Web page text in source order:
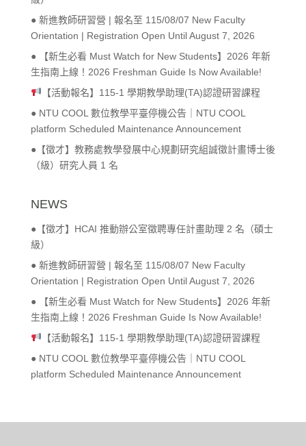
● 新進教師研習營 | 報名至 115/08/07 New Faculty
Orientation | Registration Open Until August 7, 2026
● 【新生必看 Must Watch for New Students】2026 年新
生指南上線！2026 Freshman Guide Is Now Available!
【活動報名】115-1 學期教學助理(TA)認證研習課程
● NTU COOL 數位教學平臺停機公告｜NTU COOL
platform Scheduled Maintenance Announcement
●【徵才】教務處教學發展中心規劃研究組誠徵計畫博士後
（級）研究人員 1 名
NEWS
●【徵才】HCAI 推動辦公室徵聘專任計畫助理 2 名（碩士
級）
● 新進教師研習營 | 報名至 115/08/07 New Faculty
Orientation | Registration Open Until August 7, 2026
● 【新生必看 Must Watch for New Students】2026 年新
生指南上線！2026 Freshman Guide Is Now Available!
【活動報名】115-1 學期教學助理(TA)認證研習課程
● NTU COOL 數位教學平臺停機公告｜NTU COOL
platform Scheduled Maintenance Announcement